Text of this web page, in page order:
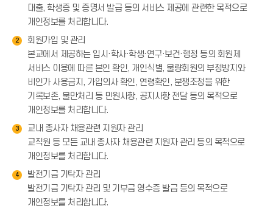
대출, 학생증 및 증명서 발급 등의 서비스 제공에 관련한 목적으로
개인정보를 처리합니다.
2
회원가입 및 관리
본교에서 제공하는 입시·학사·학생·연구·보건·행정 등의 회원제
서비스 이용에 따른 본인 확인, 개인식별, 불량회원의 부정방지와
비인가 사용금지, 가입의사 확인, 연령확인, 분쟁조정을 위한
기록보존, 불만처리 등 민원사항, 공지사항 전달 등의 목적으로
개인정보를 처리합니다.
3
교내 종사자 채용관련 지원자 관리
교직원 등 모든 교내 종사자 채용관련 지원자 관리 등의 목적으로
개인정보를 처리합니다.
4
발전기금 기탁자 관리
발전기금 기탁자 관리 및 기부금 영수증 발급 등의 목적으로
개인정보를 처리합니다.